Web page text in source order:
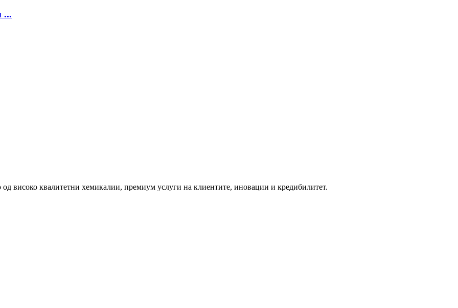
...
високо квалитетни хемикалии, премиум услуги на клиентите, иновации и кредибилитет.